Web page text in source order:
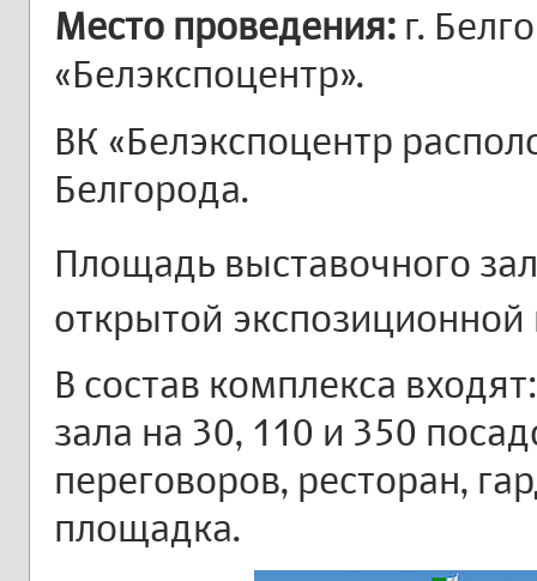
Место проведения: г.
«Белэкспоцентр».
ВК «Белэкспоцентр
Белгорода.
Площадь выставочного
открытой
В состав комплекса
зала на 30, 110 и 350
переговоров, ресторан,
площадка.